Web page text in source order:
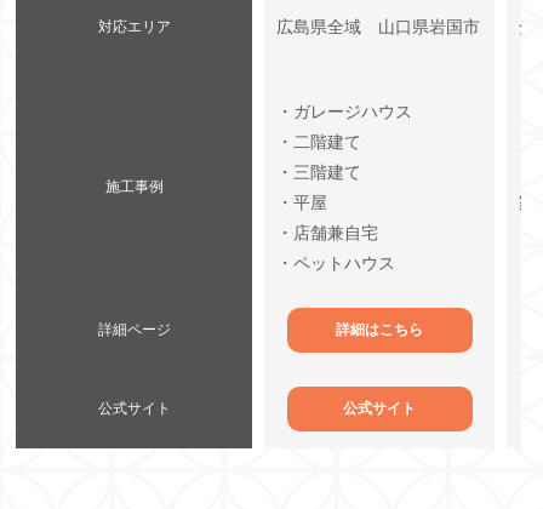
対応エリア 広島県全域 山口県岩国市 全
施工事例
・ガレージハウス
・二階建て
・三階建て
・平屋
・店舗兼自宅
・ペットハウス
家
詳細ページ 詳細はこちら
公式サイト 公式サイト